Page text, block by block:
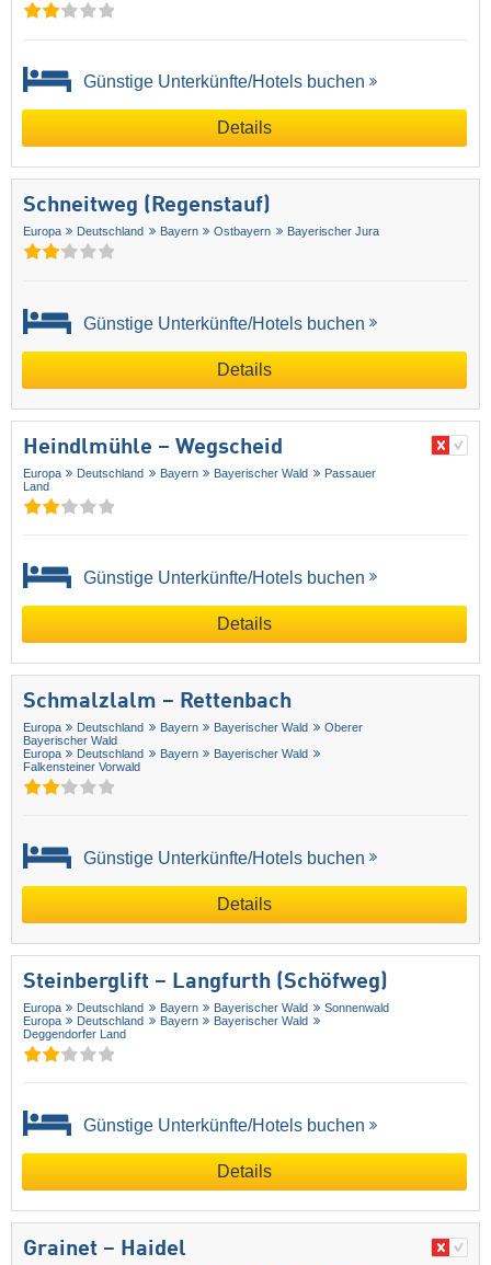
Günstige Unterkünfte/Hotels buchen
Details
Schneitweg (Regenstauf)
Europa Deutschland Bayern Ostbayern Bayerischer Jura
Günstige Unterkünfte/Hotels buchen
Details
Heindlmühle – Wegscheid
Europa Deutschland Bayern Bayerischer Wald
Passauer
Land
Günstige Unterkünfte/Hotels buchen
Details
Schmalzlalm – Rettenbach
Europa Deutschland Bayern Bayerischer Wald
Oberer
Bayerischer Wald
Europa
Deutschland Bayern
Bayerischer Wald
Falkensteiner Vorwald
Günstige Unterkünfte/Hotels buchen
Details
Steinberglift – Langfurth (Schöfweg)
Europa Deutschland Bayern Bayerischer Wald
Sonnenwald
Europa
Deutschland Bayern
Bayerischer Wald
Deggendorfer Land
Günstige Unterkünfte/Hotels buchen
Details
Grainet – Haidel